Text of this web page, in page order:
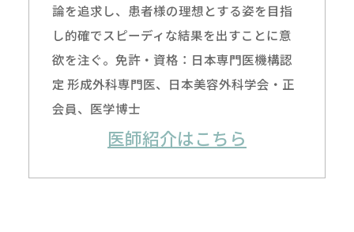
論を追求し、患者様の理想とする姿を目指
し的確でスピーディな結果を出すことに意
欲を注ぐ。免許・資格：日本専門医機構認
定 形成外科専門医、日本美容外科学会・正
会員、医学博士
医師紹介はこちら